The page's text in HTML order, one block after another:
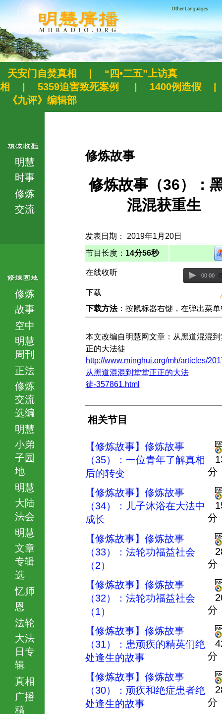
天安门自焚真相
“四•二五”上访真
相
5359迫害致死案例 1400例造假
《九评》编辑部
明慧
时事
修炼
交流
修炼
故事
空中
明慧
周刊
正法
修炼
交流
选编
明慧
小弟
子园
地
明慧
大陆
法会
明慧
文章
专辑
选
忆师
恩
法轮
大法
日专
辑
真相
广播
稿
修炼故事
修炼故事（36）：
混混获重生
发表日期： 2019年1月20日
节目长度： 14分56秒
在线收听 00:00
下载
下载方法：按鼠标器右键，在弹出菜
本文改编自明慧网文章：从黑道混混
正的大法徒
http://www.minghui.org/mh/articles/
从黑道混混到堂堂正正的大法
徒-357861.html
相关节目
【修炼故事】修炼故事
（35）：一位青年了解真相
后的转变
分
【修炼故事】修炼故事
（34）：儿子沐浴在大法中
成长
分
【修炼故事】修炼故事
（33）：法轮功福益社会
（2）
分
【修炼故事】修炼故事
（32）：法轮功福益社会
（1）
分
【修炼故事】修炼故事
（31）：患顽疾的精英们绝
处逢生的故事
分
【修炼故事】修炼故事
（30）：顽疾和绝症患者绝
处逢生的故事
分